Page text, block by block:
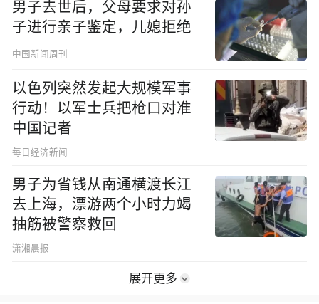
男子去世后，父母要求对孙
子进行亲子鉴定，儿媳拒绝
中国新闻周刊
以色列突然发起大规模军事
行动！以军士兵把枪口对准
中国记者
每日经济新闻
男子为省钱从南通横渡长江
去上海，漂游两个小时力竭
抽筋被警察救回
潇湘晨报
展开更多